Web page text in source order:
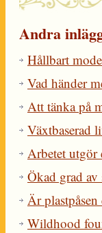
Andra
Hållbart
Vad händer
Att tänka på
Växtbaserad
Arbetet utgör
Ökad grad
Är plastpåsen
Wildhood